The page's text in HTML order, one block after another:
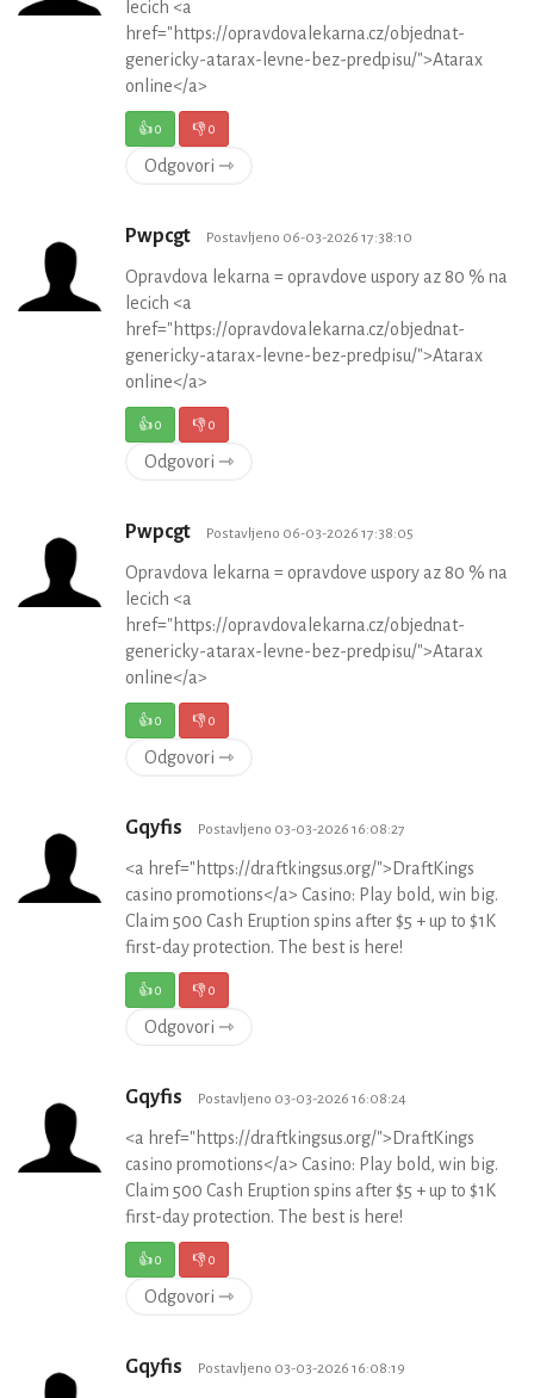
lecich <a
href="https://opravdovalekarna.cz/objednat-
genericky-atarax-levne-bez-predpisu/">Atarax
online</a>
👍0 👎0
Odgovori ⇾
Pwpcgt Postavljeno 06-03-2026 17:38:10
Opravdova lekarna = opravdove uspory az 80 % na
lecich <a
href="https://opravdovalekarna.cz/objednat-
genericky-atarax-levne-bez-predpisu/">Atarax
online</a>
👍0 👎0
Odgovori ⇾
Pwpcgt Postavljeno 06-03-2026 17:38:05
Opravdova lekarna = opravdove uspory az 80 % na
lecich <a
href="https://opravdovalekarna.cz/objednat-
genericky-atarax-levne-bez-predpisu/">Atarax
online</a>
👍0 👎0
Odgovori ⇾
Gqyfis Postavljeno 03-03-2026 16:08:27
<a href="https://draftkingsus.org/">DraftKings
casino promotions</a> Casino: Play bold, win big.
Claim 500 Cash Eruption spins after $5 + up to $1K
first-day protection. The best is here!
👍0 👎0
Odgovori ⇾
Gqyfis Postavljeno 03-03-2026 16:08:24
<a href="https://draftkingsus.org/">DraftKings
casino promotions</a> Casino: Play bold, win big.
Claim 500 Cash Eruption spins after $5 + up to $1K
first-day protection. The best is here!
👍0 👎0
Odgovori ⇾
Gqyfis Postavljeno 03-03-2026 16:08:19